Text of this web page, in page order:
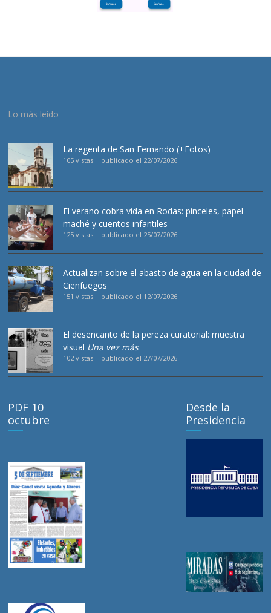
Lo más leído
La regenta de San Fernando (+Fotos)
105 vistas | publicado el 22/07/2026
El verano cobra vida en Rodas: pinceles, papel
maché y cuentos infantiles
125 vistas | publicado el 25/07/2026
Actualizan sobre el abasto de agua en la ciudad de
Cienfuegos
151 vistas | publicado el 12/07/2026
El desencanto de la pereza curatorial: muestra
visual Una vez más
102 vistas | publicado el 27/07/2026
PDF 10
octubre
Desde la
Presidencia